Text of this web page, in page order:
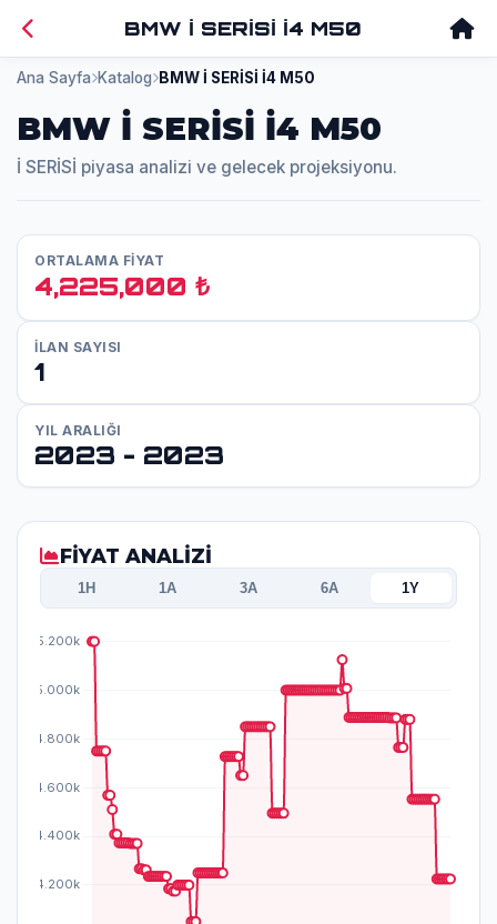
BMW İ SERİSİ İ4 M50
Ana Sayfa Katalog BMW İ SERİSİ İ4 M50
BMW İ SERİSİ İ4 M50
İ SERİSİ piyasa analizi ve gelecek projeksiyonu.
ORTALAMA FİYAT
4,225,000 ₺
İLAN SAYISI
1
YIL ARALIĞI
2023 - 2023
FİYAT ANALİZİ
1H 1A 3A 6A 1Y